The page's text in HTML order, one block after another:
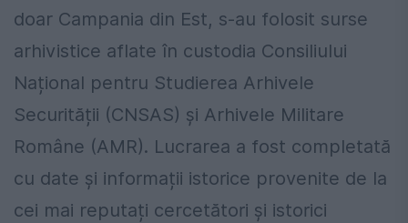
doar Campania din Est, s-au folosit surse
arhivistice aflate în custodia Consiliului
Național pentru Studierea Arhivele
Securității (CNSAS) și Arhivele Militare
Române (AMR). Lucrarea a fost completată
cu date și informații istorice provenite de la
cei mai reputați cercetători și istorici